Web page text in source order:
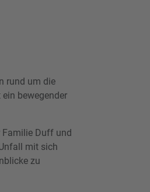
rund um die
bewegender
Familie Duff und
mit sich
zu